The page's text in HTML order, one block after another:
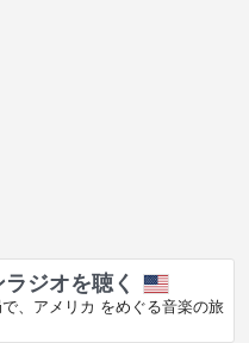
ジオを聴く
、アメリカ をめぐる音楽の旅